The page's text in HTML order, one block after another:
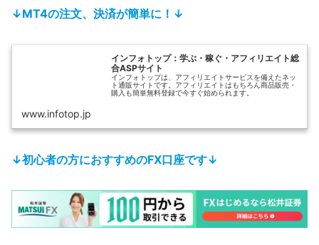
↓MT4の注文、決済が簡単に！↓
インフォトップ：学ぶ・稼ぐ・アフィリエイト総
合ASPサイト
インフォトップは、アフィリエイトサービスを備えたネッ
ト通販サイトです。アフィリエイトはもちろん商品販売・
購入も簡単無料登録で今すぐ始められます。
www.infotop.jp
↓初心者の方におすすめのFX口座です↓